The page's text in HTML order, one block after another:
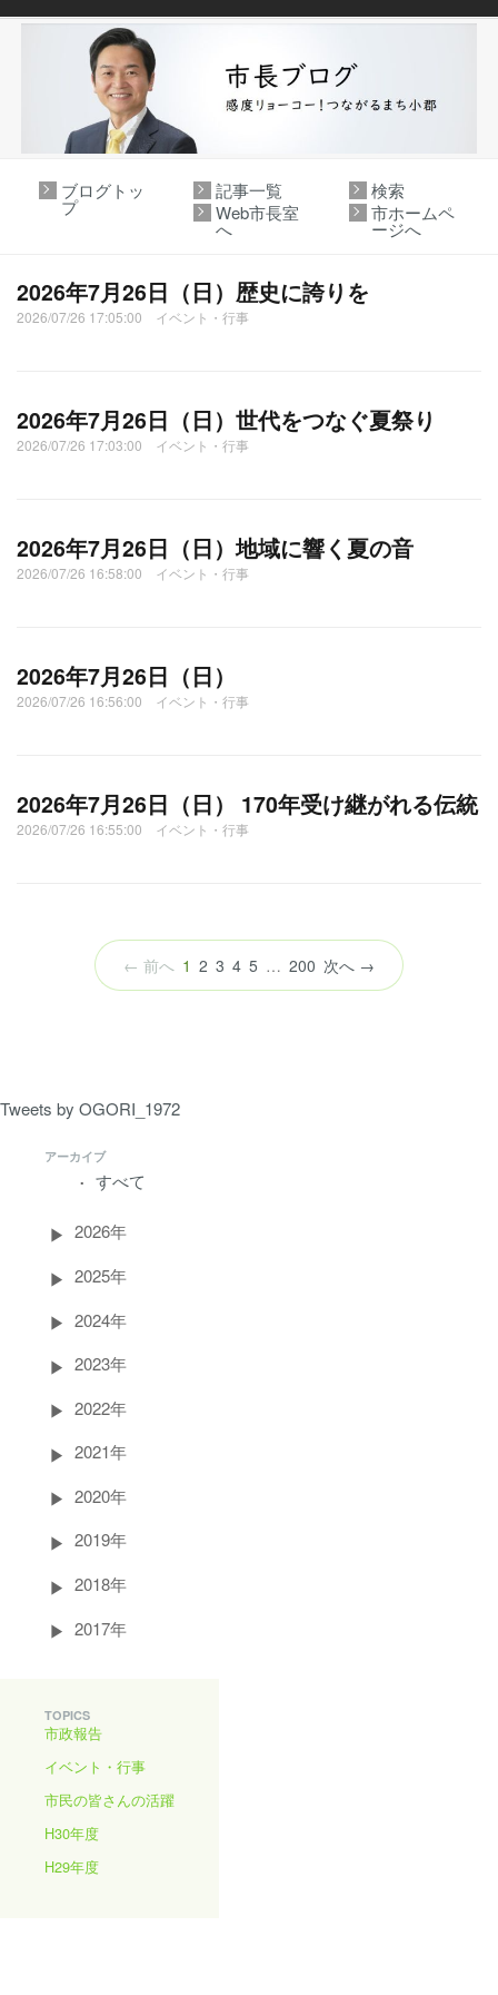
ブログトッ
プ
記事一覧
検索
Web市長室
へ
市ホームペ
ージへ
Tweets by OGORI_1972
アーカイブ
すべて
2026年
2025年
2024年
2023年
2022年
2021年
2020年
2019年
2018年
2017年
TOPICS
市政報告
イベント・行事
市民の皆さんの活躍
H30年度
H29年度
2026年7月26日（日）歴史に誇りを
2026/07/26 17:05:00 イベント・行事
2026年7月26日（日）世代をつなぐ夏祭り
2026/07/26 17:03:00 イベント・行事
2026年7月26日（日）地域に響く夏の音
2026/07/26 16:58:00 イベント・行事
2026年7月26日（日）
2026/07/26 16:56:00 イベント・行事
2026年7月26日（日） 170年受け継がれる伝統
2026/07/26 16:55:00 イベント・行事
← 前へ 1 （こ
の
2 3 4 5 … 200 次へ →